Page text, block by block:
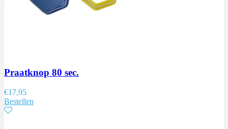
Praatknop 80 sec.
€17,95
Bestellen